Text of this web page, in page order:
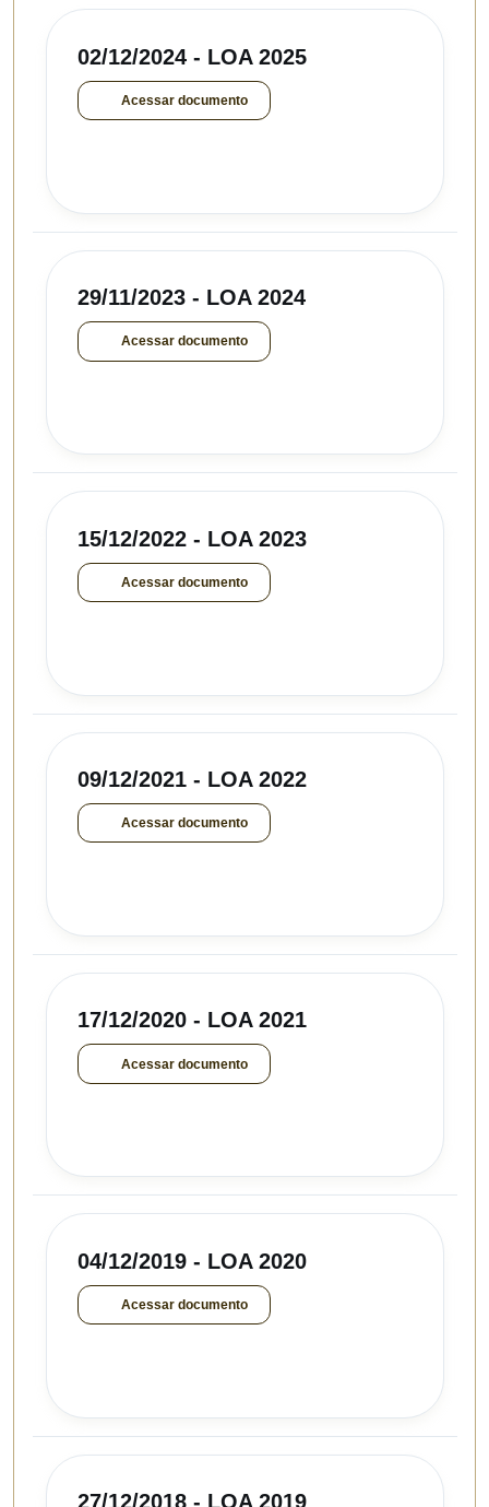
02/12/2024 - LOA 2025
Acessar documento
29/11/2023 - LOA 2024
Acessar documento
15/12/2022 - LOA 2023
Acessar documento
09/12/2021 - LOA 2022
Acessar documento
17/12/2020 - LOA 2021
Acessar documento
04/12/2019 - LOA 2020
Acessar documento
27/12/2018 - LOA 2019